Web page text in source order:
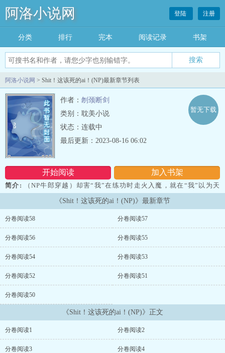
阿洛小说网 登陆 注册
分类 排行 完本 阅读记录 书架
阿洛小说网 > Shit！这该死的ai！(NP)最新章节列表
作者： 刎颈断剑
类别：耽美小说
状态：连载中
开始阅读 加入书架
暂无下载
最后更新：2023-08-16 06:02
简介:
（NP牛郎穿越）却害“我”在练功时走火入魔，就在“我”以为天
要亡我之际，生命中出现了的另一个传奇xing的人物...
《Shit！这该死的ai！(NP)》最新章节
分卷阅读58 分卷阅读57
分卷阅读56 分卷阅读55
分卷阅读54 分卷阅读53
分卷阅读52 分卷阅读51
分卷阅读50
《Shit！这该死的ai！(NP)》正文
分卷阅读1 分卷阅读2
分卷阅读3 分卷阅读4